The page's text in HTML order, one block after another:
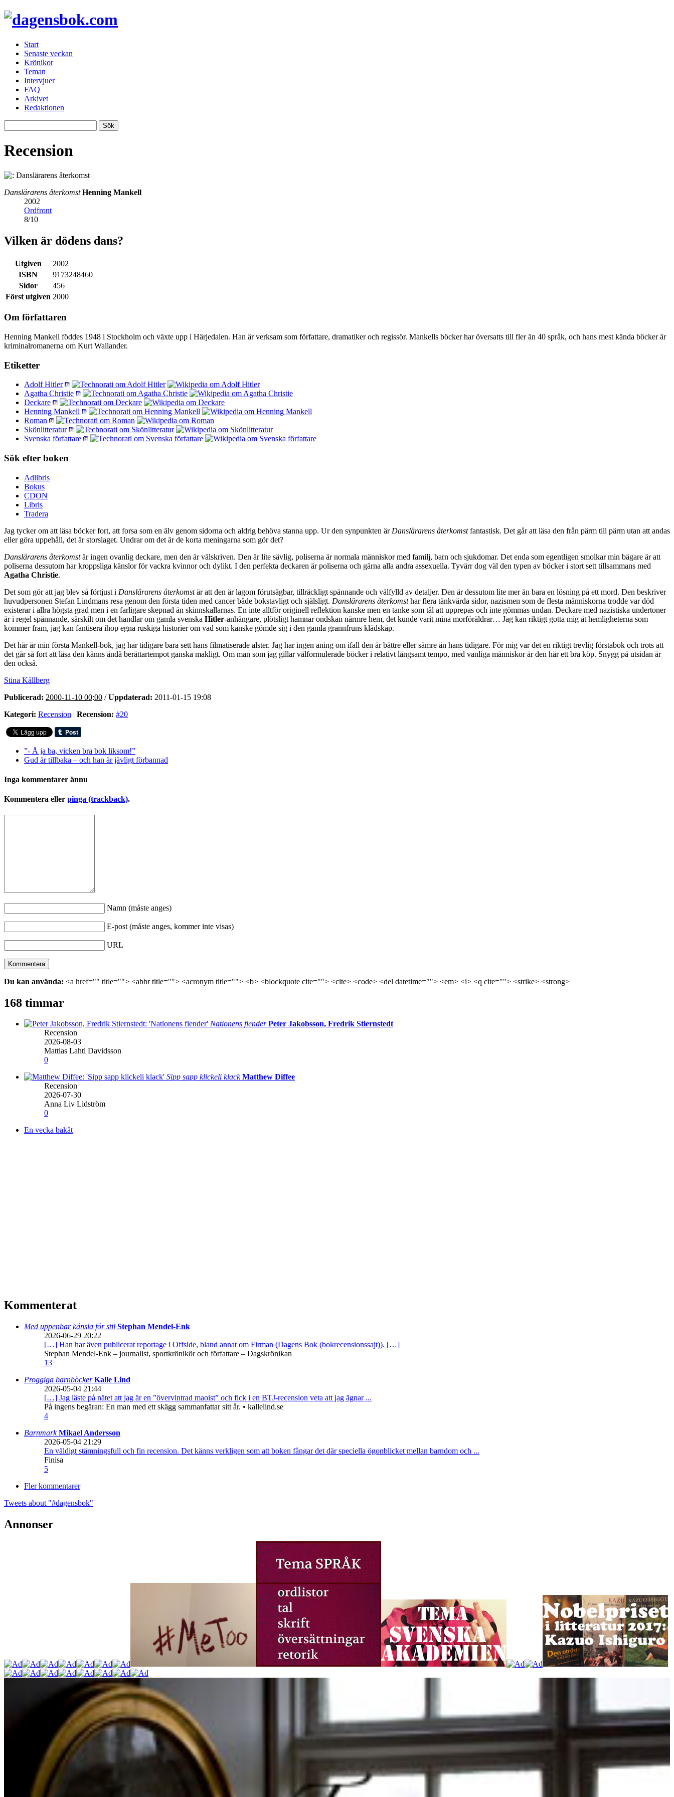
Start
Senaste veckan
Krönikor
Teman
Intervjuer
FAQ
Arkivet
Redaktionen
Recension
Danslärarens återkomst Henning Mankell
2002
Ordfront
8/10
Vilken är dödens dans?
Utgiven
2002
ISBN
9173248460
Sidor
456
Först utgiven 2000
Om författaren
Henning Mankell föddes 1948 i Stockholm och växte upp i Härjedalen. Han är verksam som författare, dramatiker och regissör. Mankells böcker har översatts till fler än 40 språk, och hans mest kända böcker är
kriminalromanerna om Kurt Wallander.
Etiketter
Adolf Hitler
Agatha Christie
Deckare
Henning Mankell
Roman
Skönlitteratur
Svenska författare
Sök efter boken
Adlibris
Bokus
CDON
Libris
Tradera
Jag tycker om att läsa böcker fort, att forsa som en älv genom sidorna och aldrig behöva stanna upp. Ur den synpunkten är Danslärarens återkomstfantastisk. Det går att läsa den från pärm till pärm utan att andas
eller göra uppehåll, det är storslaget. Undrar om det är de korta meningarna som gör det?
Danslärarens återkomstär ingen ovanlig deckare, men den är välskriven. Den är lite sävlig, poliserna är normala människor med familj, barn och sjukdomar. Det enda som egentligen smolkar min bägare är att
poliserna dessutom har kroppsliga känslor för vackra kvinnor och dylikt. I den perfekta deckaren är poliserna och gärna alla andra assexuella. Tyvärr dog väl den typen av böcker i stort sett tillsammans med
Agatha Christie.
Det som gör att jag blev så förtjust i Danslärarens återkomstär att den är lagom förutsägbar, tillräckligt spännande och välfylld av detaljer. Den är dessutom lite mer än bara en lösning på ett mord. Den beskriver
huvudpersonen Stefan Lindmans resa genom den första tiden med cancer både bokstavligt och själsligt. Danslärarens återkomsthar flera tänkvärda sidor, nazismen som de flesta människorna trodde var död
existerar i allra högsta grad men i en farligare skepnad än skinnskallarnas. En inte alltför originell reflektion kanske men en tanke som tål att upprepas och inte gömmas undan. Deckare med nazistiska undertoner
är i regel spännande, särskilt om det handlar om gamla svenska Hitler-anhängare, plötsligt hamnar ondskan närmre hem, det kunde varit mina morföräldrar… Jag kan riktigt gotta mig åt hemligheterna som
kommer fram, jag kan fantisera ihop egna ruskiga historier om vad som kanske gömde sig i den gamla grannfruns klädskåp.
Det här är min första Mankell-bok, jag har tidigare bara sett hans filmatiserade alster. Jag har ingen aning om ifall den är bättre eller sämre än hans tidigare. För mig var det en riktigt trevlig förstabok och trots att
det går så fort att läsa den känns ändå berättartempot ganska makligt. Om man som jag gillar välformulerade böcker i relativt långsamt tempo, med vanliga människor är den här ett bra köp. Snygg på utsidan är
den också.
Stina Kållberg
Publicerad: 2000-11-10 00:00 /Uppdaterad: 2011-01-15 19:08
Kategori: Recension | Recension: #20
”- Å ja ba, vicken bra bok liksom!”
Gud är tillbaka – och han är jävligt förbannad
Inga kommentarer ännu
Kommentera eller pinga (trackback).
Namn (måste anges)
E-post (måste anges, kommer inte visas)
URL
Du kan använda: <a href="" title=""> <abbr title=""> <acronym title=""> <b> <blockquote cite=""> <cite> <code> <del datetime=""> <em> <i> <q cite=""> <strike> <strong>
168 timmar
Nationens fiender Peter Jakobsson, Fredrik Stiernstedt
Recension
2026-08-03
Mattias Lahti Davidsson
0
Sipp sapp klickeli klack Matthew Diffee
Recension
2026-07-30
Anna Liv Lidström
0
En vecka bakåt
Kommenterat
Med uppenbar känsla för stil Stephan Mendel-Enk
2026-06-29 20:22
[…] Han har även publicerat reportage i Offside, bland annat om Firman (Dagens Bok (bokrecensionssajt)). […]
Stephan Mendel-Enk – journalist, sportkrönikör och författare – Dagskrönikan
13
Proggiga barnböckerKalle Lind
2026-05-04 21:44
[…] Jag läste på nätet att jag är en ”övervintrad maoist” och fick i en BTJ-recension veta att jag ägnar ...
På ingens begäran: En man med ett skägg sammanfattar sitt år. • kallelind.se
4
BarnmarkMikael Andersson
2026-05-04 21:29
En väldigt stämningsfull och fin recension. Det känns verkligen som att boken fångar det där speciella ögonblicket mellan barndom och ...
Finisa
5
Fler kommentarer
Tweets about "#dagensbok"
Annonser